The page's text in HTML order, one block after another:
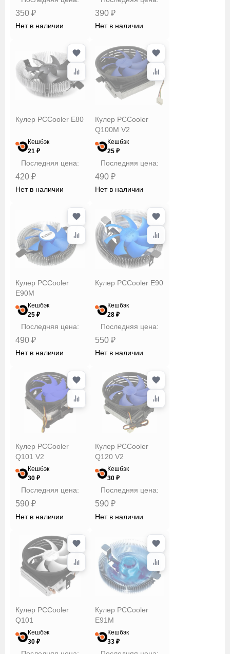
Сбросить Применить
350 ₽
Нет в наличии
390 ₽
Нет в наличии
Кулер PCCooler E80
Кешбэк
21 ₽
Последняя цена:
420 ₽
Нет в наличии
Кулер PCCooler
Q100M V2
Кешбэк
25 ₽
Последняя цена:
490 ₽
Нет в наличии
Кулер PCCooler
E90M
Кешбэк
25 ₽
Последняя цена:
490 ₽
Нет в наличии
Кулер PCCooler E90
Кешбэк
28 ₽
Последняя цена:
550 ₽
Нет в наличии
Кулер PCCooler
Q101 V2
Кешбэк
30 ₽
Последняя цена:
590 ₽
Нет в наличии
Кулер PCCooler
Q120 V2
Кешбэк
30 ₽
Последняя цена:
590 ₽
Нет в наличии
Кулер PCCooler
Q101
Кешбэк
30 ₽
Кулер PCCooler
E91M
Кешбэк
33 ₽